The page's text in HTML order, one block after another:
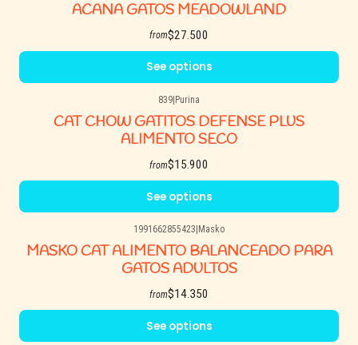
ACANA GATOS MEADOWLAND
from$27.500
See options
839|Purina
CAT CHOW GATITOS DEFENSE PLUS
ALIMENTO SECO
from$15.900
See options
1991662855423 Masko
MASKO CAT ALIMENTO BALANCEADO PARA
GATOS ADULTOS
from$14.350
See options